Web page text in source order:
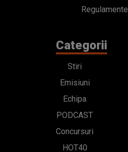
Regulamente
Categorii
Stiri
Emisiuni
Echipa
PODCAST
Concursuri
HOT40